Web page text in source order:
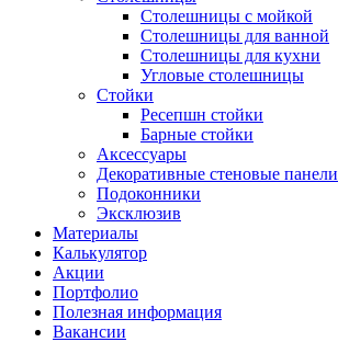
Столешницы с мойкой
Столешницы для ванной
Столешницы для кухни
Угловые столешницы
Стойки
Ресепшн стойки
Барные стойки
Аксессуары
Декоративные стеновые панели
Подоконники
Эксклюзив
Материалы
Калькулятор
Акции
Портфолио
Полезная информация
Вакансии